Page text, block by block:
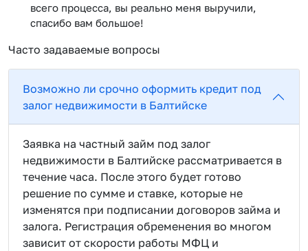
всего процесса, вы реально меня выручили,
спасибо вам большое!
Часто задаваемые вопросы
Возможно ли срочно оформить кредит под
залог недвижимости в Балтийске
Заявка на частный займ под залог
недвижимости в Балтийске рассматривается в
течение часа. После этого будет готово
решение по сумме и ставке, которые не
изменятся при подписании договоров займа и
залога. Регистрация обременения во многом
зависит от скорости работы МФЦ и